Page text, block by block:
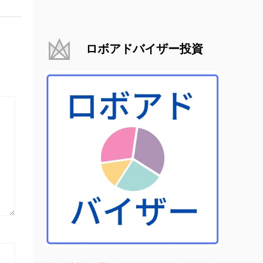
ロボアドバイザー投資